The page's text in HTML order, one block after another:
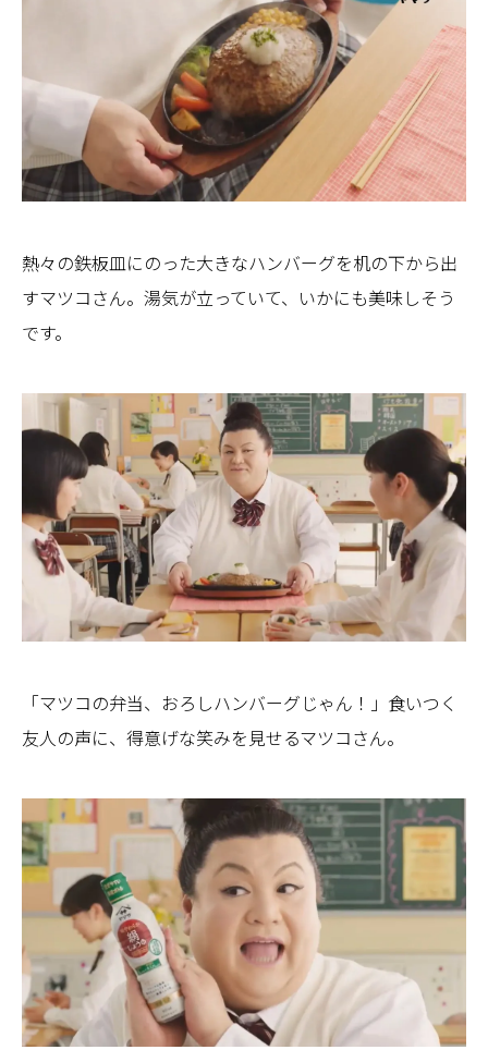
熱々の鉄板皿にのった大きなハンバーグを机の下から出
すマツコさん。湯気が立っていて、いかにも美味しそう
です。
「マツコの弁当、おろしハンバーグじゃん！」食いつく
友人の声に、得意げな笑みを見せるマツコさん。